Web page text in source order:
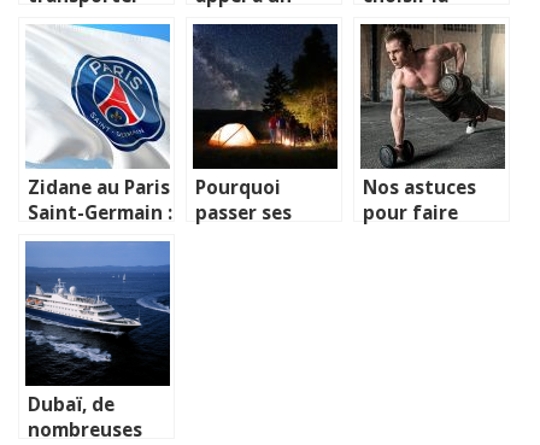
vos repas
quand vous
allez au travail
?
dentiste ?
domiciliation
commerciale
Zidane au Paris
Saint-Germain :
que faut-il
savoir ?
Pourquoi
passer ses
Nos astuces
pour faire
Dubaï, de
nombreuses